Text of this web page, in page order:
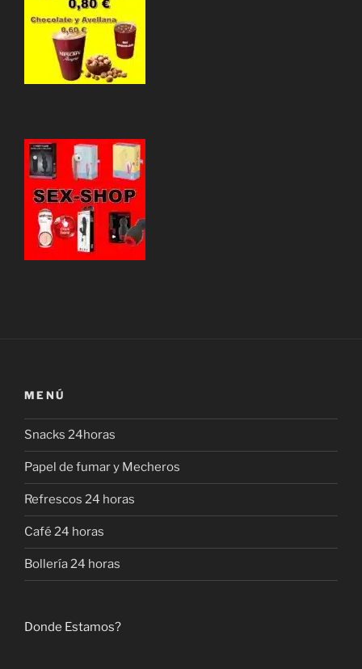
MENÚ
Snacks 24horas
Papel de fumar y Mecheros
Refrescos 24 horas
Café 24 horas
Bollería 24 horas
Donde Estamos?